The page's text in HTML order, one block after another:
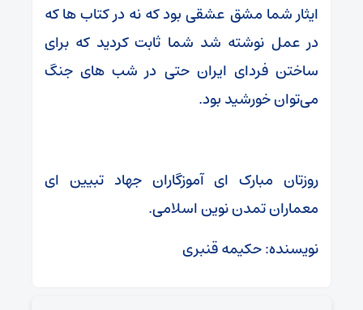
ایثار شما مشق عشقی بود که نه در کتاب‌ ها که
در عمل نوشته شد شما ثابت کردید که برای
ساختن فردای ایران حتی در شب‌ های جنگ
می‌توان خورشید بود.
‏روزتان مبارک ای آموزگاران جهاد تبیین ای
معماران تمدن نوین اسلامی.
‏نویسنده: حکیمه قنبری